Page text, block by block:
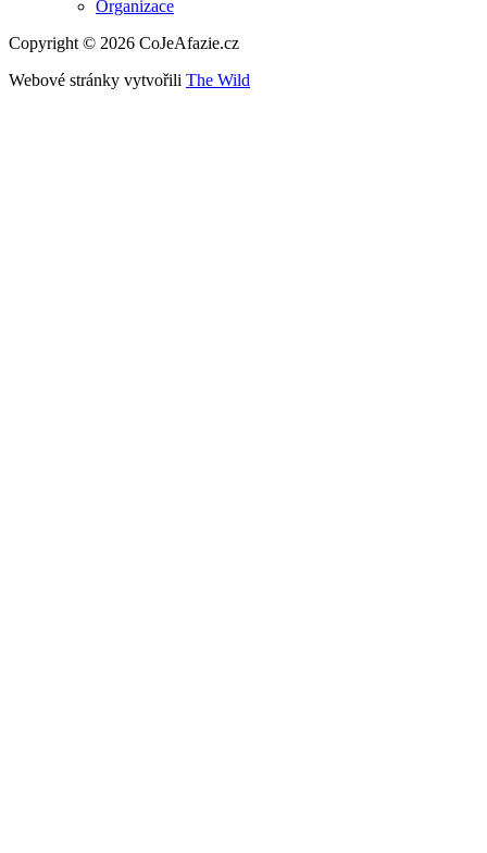
Organizace
Copyright © 2026 CoJeAfazie.cz
Webové stránky vytvořili The Wild